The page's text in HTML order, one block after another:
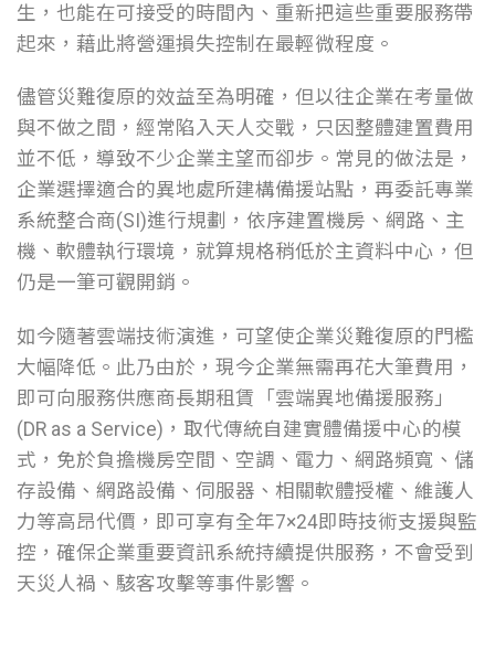
生，也能在可接受的時間內、重新把這些重要服務帶
起來，藉此將營運損失控制在最輕微程度。
儘管災難復原的效益至為明確，但以往企業在考量做
與不做之間，經常陷入天人交戰，只因整體建置費用
並不低，導致不少企業主望而卻步。常見的做法是，
企業選擇適合的異地處所建構備援站點，再委託專業
系統整合商(SI)進行規劃，依序建置機房、網路、主
機、軟體執行環境，就算規格稍低於主資料中心，但
仍是一筆可觀開銷。
如今隨著雲端技術演進，可望使企業災難復原的門檻
大幅降低。此乃由於，現今企業無需再花大筆費用，
即可向服務供應商長期租賃「雲端異地備援服務」
(DR as a Service)，取代傳統自建實體備援中心的模
式，免於負擔機房空間、空調、電力、網路頻寬、儲
存設備、網路設備、伺服器、相關軟體授權、維護人
力等高昂代價，即可享有全年7×24即時技術支援與監
控，確保企業重要資訊系統持續提供服務，不會受到
天災人禍、駭客攻擊等事件影響。